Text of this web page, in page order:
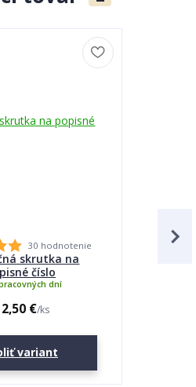
30 hodnotenie
skrutka na
číslo
2,50 €/ks
dní
variant